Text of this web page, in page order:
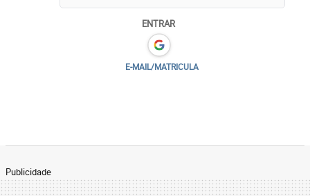
ENTRAR
E-MAIL/MATRICULA
Publicidade